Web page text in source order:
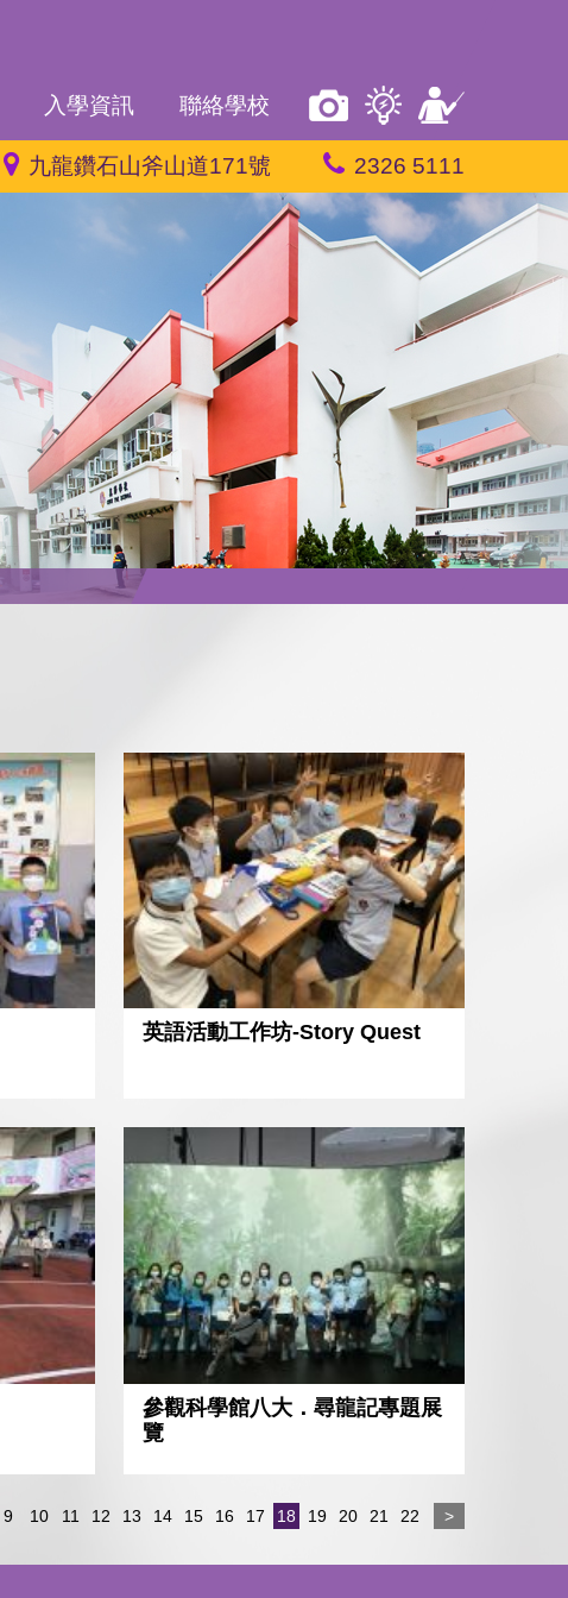
入學資訊 聯絡學校
九龍鑽石山斧山道171號 2326 5111
英語活動工作坊-Story Quest
參觀科學館八大．尋龍記專題展
覽
9 10 11 12 13 14 15 16 17 18 19 20 21 22 >